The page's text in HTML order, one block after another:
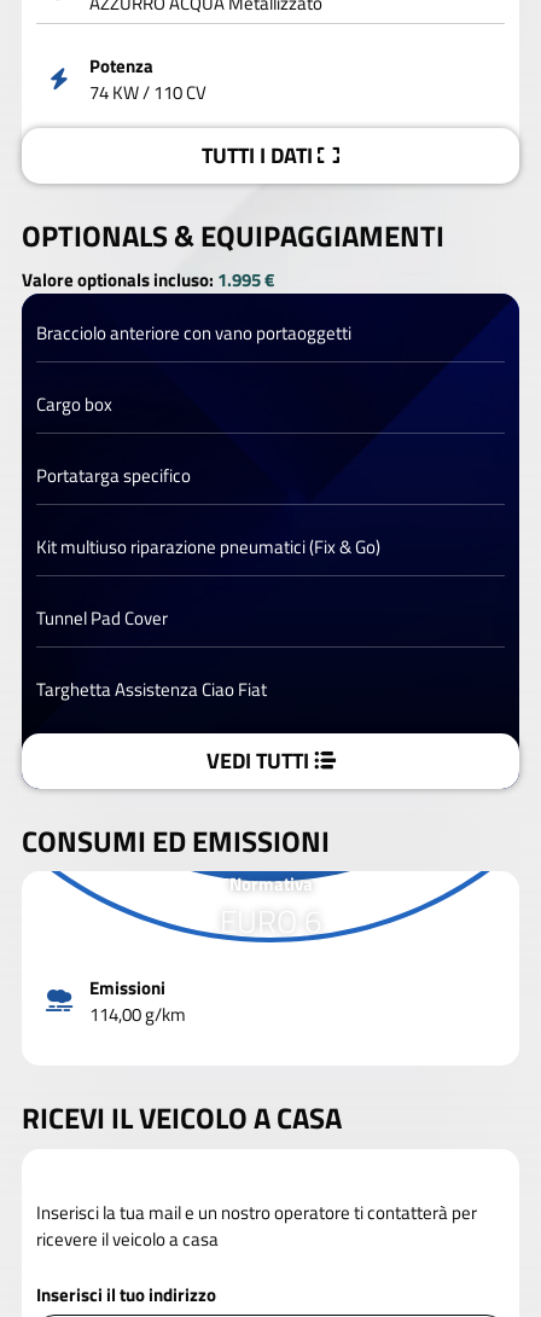
Potenza
74 KW / 110 CV
TUTTI I DATI
OPTIONALS &EQUIPAGGIAMENTI
Valore optionals incluso: 1.995 €
Bracciolo anteriore con vano portaoggetti
Cargo box
Portatarga specifico
Kit multiuso riparazione pneumatici (Fix & Go)
Tunnel Pad Cover
Targhetta Assistenza Ciao Fiat
VEDI TUTTI
CONSUMI ED EMISSIONI
Normativa
EURO 6
Emissioni
114,00 g/km
RICEVI IL VEICOLO A CASA
Inserisci la tua mail e un nostro operatore ti contatterà per
ricevere il veicolo a casa
Inserisci il tuo indirizzo